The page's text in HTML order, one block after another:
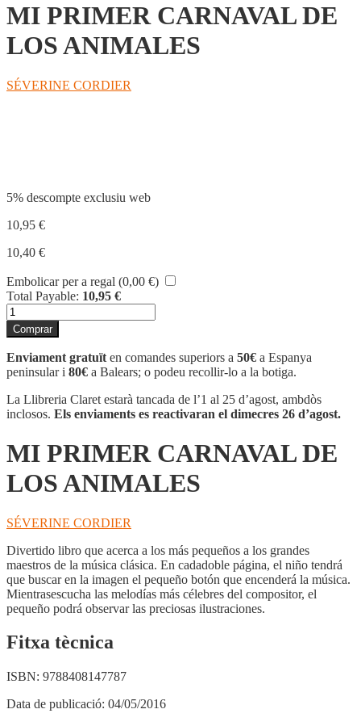
MI PRIMER CARNAVAL DE
LOS ANIMALES
SÉVERINE CORDIER
5% descompte exclusiu web
10,95 €
10,40 €
Embolicar per a regal (0,00 €)
Total Payable: 10,95 €
quantitat
de
MI
PRIMER
CARNAVAL
DE
LOS
ANIMALES
Comprar
Enviament gratuït en comandes superiors a 50€ a Espanya
peninsular i 80€ a Balears; o podeu recollir-lo a la botiga.
La Llibreria Claret estarà tancada de l’1 al 25 d’agost, ambdòs
inclosos. Els enviaments es reactivaran el dimecres 26 d’agost.
MI PRIMER CARNAVAL DE
LOS ANIMALES
SÉVERINE CORDIER
Divertido libro que acerca a los más pequeños a los grandes
maestros de la música clásica. En cadadoble página, el niño tendrá
que buscar en la imagen el pequeño botón que encenderá la música.
Mientrasescucha las melodías más célebres del compositor, el
pequeño podrá observar las preciosas ilustraciones.
Fitxa tècnica
ISBN: 9788408147787
Data de publicació: 04/05/2016